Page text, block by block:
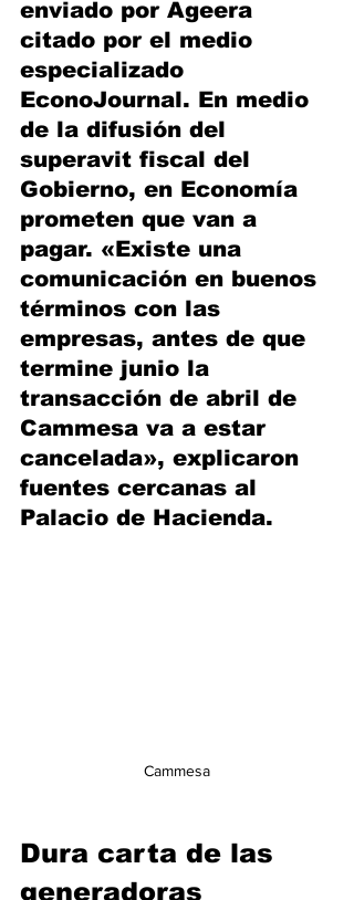
enviado por Ageera
citado por el medio
especializado
EconoJournal. En medio
de la difusión del
superavit fiscal del
Gobierno, en Economía
prometen que van a
pagar. «Existe una
comunicación en buenos
términos con las
empresas, antes de que
termine junio la
transacción de abril de
Cammesa va a estar
cancelada», explicaron
fuentes cercanas al
Palacio de Hacienda.
Cammesa
Dura carta de las
generadoras